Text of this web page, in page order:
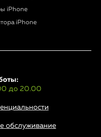
iPhone
iPhone
до 20.00
обслуживание